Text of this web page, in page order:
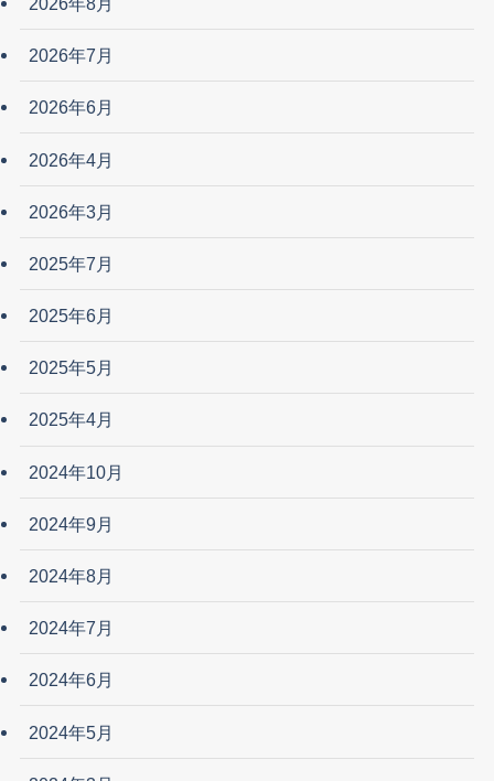
2026年7月
2026年6月
2026年4月
2026年3月
2025年7月
2025年6月
2025年5月
2025年4月
2024年10月
2024年9月
2024年8月
2024年7月
2024年6月
2024年5月